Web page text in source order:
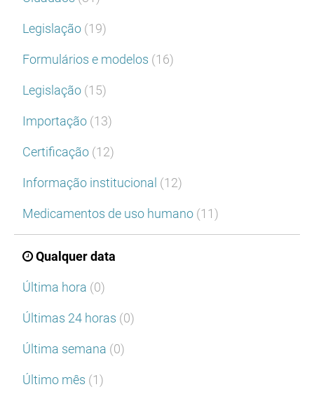
Legislação (19)
Formulários e modelos (16)
Legislação (15)
Importação (13)
Certificação (12)
Informação institucional (12)
Medicamentos de uso humano (11)
Qualquer data
Última hora (0)
Últimas 24 horas (0)
Última semana (0)
Último mês (1)